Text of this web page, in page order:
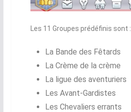
Les 11 Groupes prédéfinis sont :
La Bande des Fêtards
La Crème de la crème
La ligue des aventuriers
Les Avant-Gardistes
Les Chevaliers errants